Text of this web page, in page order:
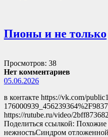
Пионы и не только
Просмотров: 38
Нет комментариев
05.06.2026
в контакте https://vk.com/
https://rutube.ru/video/
Поделиться ссылкой: Похожие
нежностьСиндром